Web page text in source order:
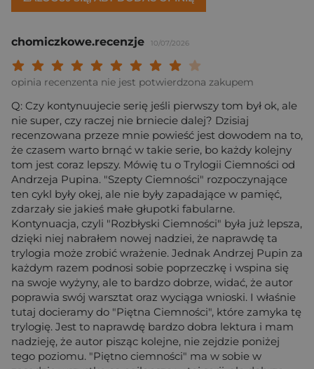
chomiczkowe.recenzje 10/07/2026
Twoja ocena:
Twoja ocena: Wybitna 9/
Twoja ocena: Rewelacyjna 8/
Twoja ocena: Bardzo dobra 7/10"
Twoja ocena: Dobra 6/10"
Twoja ocena: Przeciętna 5/10"
Twoja ocena: Może być 4/10"
Twoja ocena: Słaba 3/10"
Twoja ocena: Bardzo słaba 2/10"
Twoja ocena: Beznadziejna 1/10"
opinia recenzenta nie jest potwierdzona zakupem
Q: Czy kontynuujecie serię jeśli pierwszy tom był ok, ale
nie super, czy raczej nie brniecie dalej? Dzisiaj
recenzowana przeze mnie powieść jest dowodem na to,
że czasem warto brnąć w takie serie, bo każdy kolejny
tom jest coraz lepszy. Mówię tu o Trylogii Ciemności od
Andrzeja Pupina. "Szepty Ciemności" rozpoczynające
ten cykl były okej, ale nie były zapadające w pamięć,
zdarzały sie jakieś małe głupotki fabularne.
Kontynuacja, czyli "Rozbłyski Ciemności" była już lepsza,
dzięki niej nabrałem nowej nadziei, że naprawdę ta
trylogia może zrobić wrażenie. Jednak Andrzej Pupin za
każdym razem podnosi sobie poprzeczkę i wspina się
na swoje wyżyny, ale to bardzo dobrze, widać, że autor
poprawia swój warsztat oraz wyciąga wnioski. I właśnie
tutaj docieramy do "Piętna Ciemności", które zamyka tę
trylogię. Jest to naprawdę bardzo dobra lektura i mam
nadzieję, że autor pisząc kolejne, nie zejdzie poniżej
tego poziomu. "Piętno ciemności" ma w sobie w